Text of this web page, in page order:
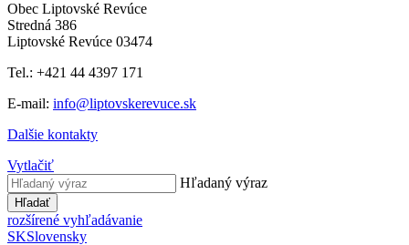
Obec Liptovské Revúce
Stredná 386
Liptovské Revúce 03474
Tel.: +421 44 4397 171
E-mail: info@liptovskerevuce.sk
Dalšie kontakty
Vytlačiť
Hľadaný výraz
Hľadať
rozšírené vyhľadávanie
SKSlovensky